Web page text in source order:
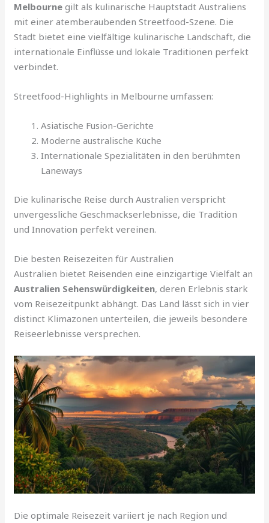
Melbourne gilt als kulinarische Hauptstadt Australiens
mit einer atemberaubenden Streetfood-Szene. Die
Stadt bietet eine vielfältige kulinarische Landschaft, die
internationale Einflüsse und lokale Traditionen perfekt
verbindet.
Streetfood-Highlights in Melbourne umfassen:
Asiatische Fusion-Gerichte
Moderne australische Küche
Internationale Spezialitäten in den berühmten
Laneways
Die kulinarische Reise durch Australien verspricht
unvergessliche Geschmackserlebnisse, die Tradition
und Innovation perfekt vereinen.
Die besten Reisezeiten für Australien
Australien bietet Reisenden eine einzigartige Vielfalt an
Australien Sehenswürdigkeiten, deren Erlebnis stark
vom Reisezeitpunkt abhängt. Das Land lässt sich in vier
distinct Klimazonen unterteilen, die jeweils besondere
Reiseerlebnisse versprechen.
Die optimale Reisezeit variiert je nach Region und